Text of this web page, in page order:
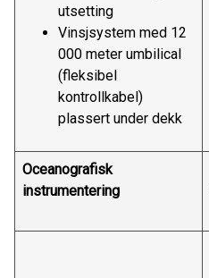
utsetting
Vinsjsystem med 12
000 meter umbilical
(fleksibel
kontrollkabel)
plassert under dekk
Oceanografisk
instrumentering